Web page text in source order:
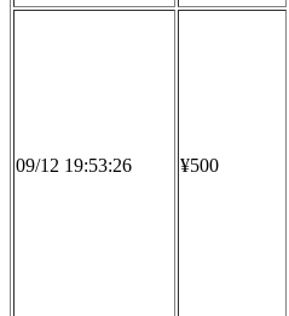
09/12 19:53:26 ¥500